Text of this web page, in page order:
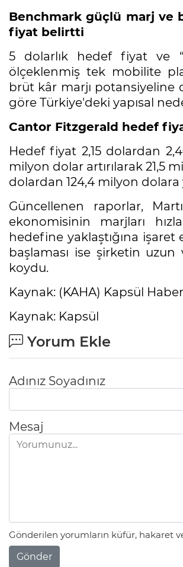
Benchmark güçlü marj ve
fiyat belirtti
5 dolarlık hedef fiyat ve
ölçeklenmiş tek mobilite
brüt kâr marjı potansiyeline
göre Türkiye'deki yapısal
Cantor Fitzgerald hedef
Hedef fiyat 2,15 dolardan
milyon dolar artırılarak 21,5
dolardan 124,4 milyon
Güncellenen raporlar,
ekonomisinin marjları
hedefine yaklaştığına işaret
başlaması ise şirketin
koydu.
Kaynak: (KAHA) Kapsül
Kaynak: Kapsül
Yorum Ekle
Adınız Soyadınız
Mesaj
Gönderilen yorumların küfür, hakaret
Gönder